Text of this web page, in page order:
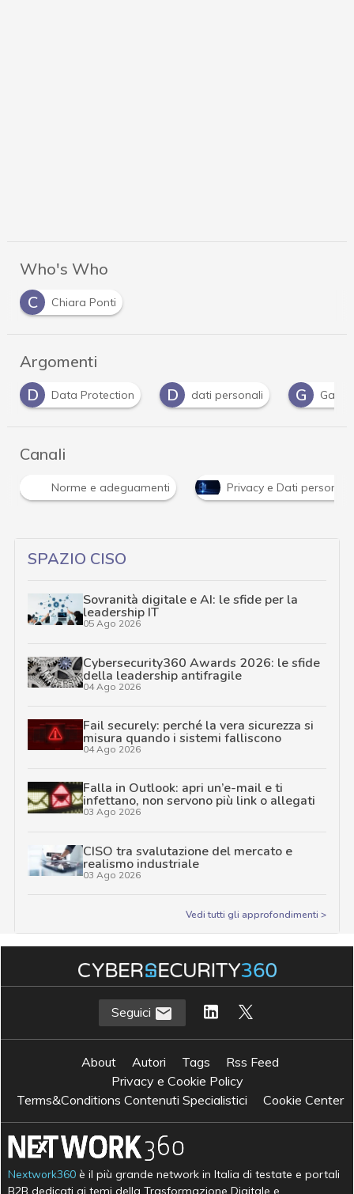
Who's Who
C
Chiara Ponti
Argomenti
D
dati personali G Garante Privacy G Gdpr
Canali
Norme e adeguamenti Privacy e Dati personali
SPAZIO CISO
Sovranità digitale e AI: le sfide per la
leadership IT
05 Ago 2026
Cybersecurity360 Awards 2026: le sfide
della leadership antifragile
04 Ago 2026
Fail securely: perché la vera sicurezza si
misura quando i sistemi falliscono
04 Ago 2026
Falla in Outlook: apri un’e-mail e ti
infettano, non servono più link o allegati
03 Ago 2026
CISO tra svalutazione del mercato e
realismo industriale
03 Ago 2026
Vedi tutti gli approfondimenti >
Seguici
About Autori Tags
Rss Feed
Privacy e Cookie Policy
Terms&Conditions Contenuti Specialistici
Cookie Center
Nextwork360 è il più grande network in Italia di testate e portali
B2B dedicati ai temi della Trasformazione Digitale e